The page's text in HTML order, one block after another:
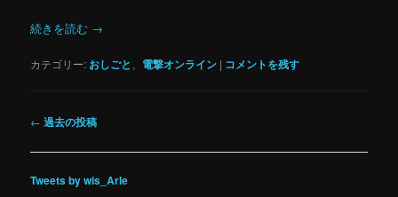
続きを読む →
カテゴリー: おしごと 電撃オンライン | コメントを残す
投
ナ
ビ
← 過去の投稿
Tweets by wis_Arle